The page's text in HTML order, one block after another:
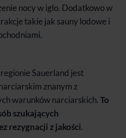
nocy w iglo. Dodatkowo w
takie jak sauny lodowe i
Sauerland jest
znanym z
warunków narciarskich.To
szukających
rezygnacji z jakości.